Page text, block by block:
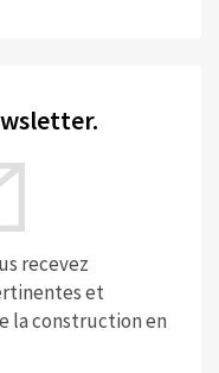
recevez
et
la construction en